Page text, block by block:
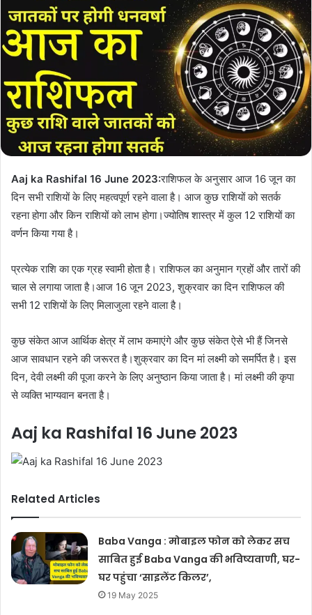
Aaj ka Rashifal 16 June 2023:राशिफल के अनुसार आज 16 जून का
दिन सभी राशियों के लिए महत्वपूर्ण रहने वाला है। आज कुछ राशियों को सतर्क
रहना होगा और किन राशियों को लाभ होगा।ज्योतिष शास्त्र में कुल 12 राशियों का
वर्णन किया गया है।
प्रत्येक राशि का एक ग्रह स्वामी होता है। राशिफल का अनुमान ग्रहों और तारों की
चाल से लगाया जाता है।आज 16 जून 2023, शुक्रवार का दिन राशिफल की
सभी 12 राशियों के लिए मिलाजुला रहने वाला है।
कुछ संकेत आज आर्थिक क्षेत्र में लाभ कमाएंगे और कुछ संकेत ऐसे भी हैं जिनसे
आज सावधान रहने की जरूरत है।शुक्रवार का दिन मां लक्ष्मी को समर्पित है। इस
दिन, देवी लक्ष्मी की पूजा करने के लिए अनुष्ठान किया जाता है। मां लक्ष्मी की कृपा
से व्यक्ति भाग्यवान बनता है।
Aaj ka Rashifal 16 June 2023
Related Articles
Baba Vanga : मोबाइल फोन को लेकर सच
साबित हुई Baba Vanga की भविष्यवाणी, घर-
घर पहुंचा ‘साइलेंट किलर’,
19 May 2025